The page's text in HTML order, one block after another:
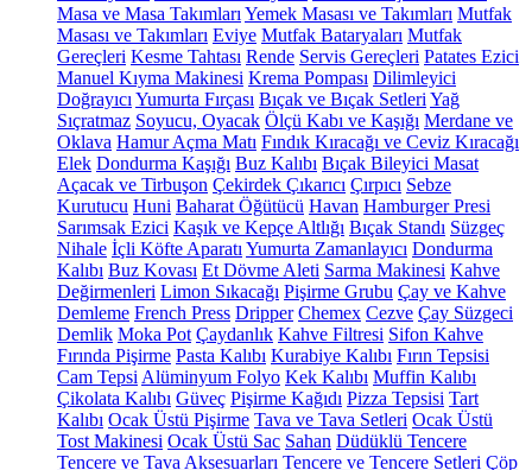
Masa ve Masa Takımları Yemek Masası ve Takımları Mutfak
Masası ve Takımları Eviye Mutfak Bataryaları Mutfak
Gereçleri Kesme Tahtası Rende Servis Gereçleri Patates Ezici
Manuel Kıyma Makinesi Krema Pompası Dilimleyici
Doğrayıcı Yumurta Fırçası Bıçak ve Bıçak Setleri Yağ
Sıçratmaz Soyucu, Oyacak Ölçü Kabı ve Kaşığı Merdane ve
Oklava Hamur Açma Matı Fındık Kıracağı ve Ceviz Kıracağı
Elek Dondurma Kaşığı Buz Kalıbı Bıçak Bileyici Masat
Açacak ve Tirbuşon Çekirdek Çıkarıcı Çırpıcı Sebze
Kurutucu Huni Baharat Öğütücü Havan Hamburger Presi
Sarımsak Ezici Kaşık ve Kepçe Altlığı Bıçak Standı Süzgeç
Nihale İçli Köfte Aparatı Yumurta Zamanlayıcı Dondurma
Kalıbı Buz Kovası Et Dövme Aleti Sarma Makinesi Kahve
Değirmenleri Limon Sıkacağı Pişirme Grubu Çay ve Kahve
Demleme French Press Dripper Chemex Cezve Çay Süzgeci
Demlik Moka Pot Çaydanlık Kahve Filtresi Sifon Kahve
Fırında Pişirme Pasta Kalıbı Kurabiye Kalıbı Fırın Tepsisi
Cam Tepsi Alüminyum Folyo Kek Kalıbı Muffin Kalıbı
Çikolata Kalıbı Güveç Pişirme Kağıdı Pizza Tepsisi Tart
Kalıbı Ocak Üstü Pişirme Tava ve Tava Setleri Ocak Üstü
Tost Makinesi Ocak Üstü Sac Sahan Düdüklü Tencere
Tencere ve Tava Aksesuarları Tencere ve Tencere Setleri Çöp